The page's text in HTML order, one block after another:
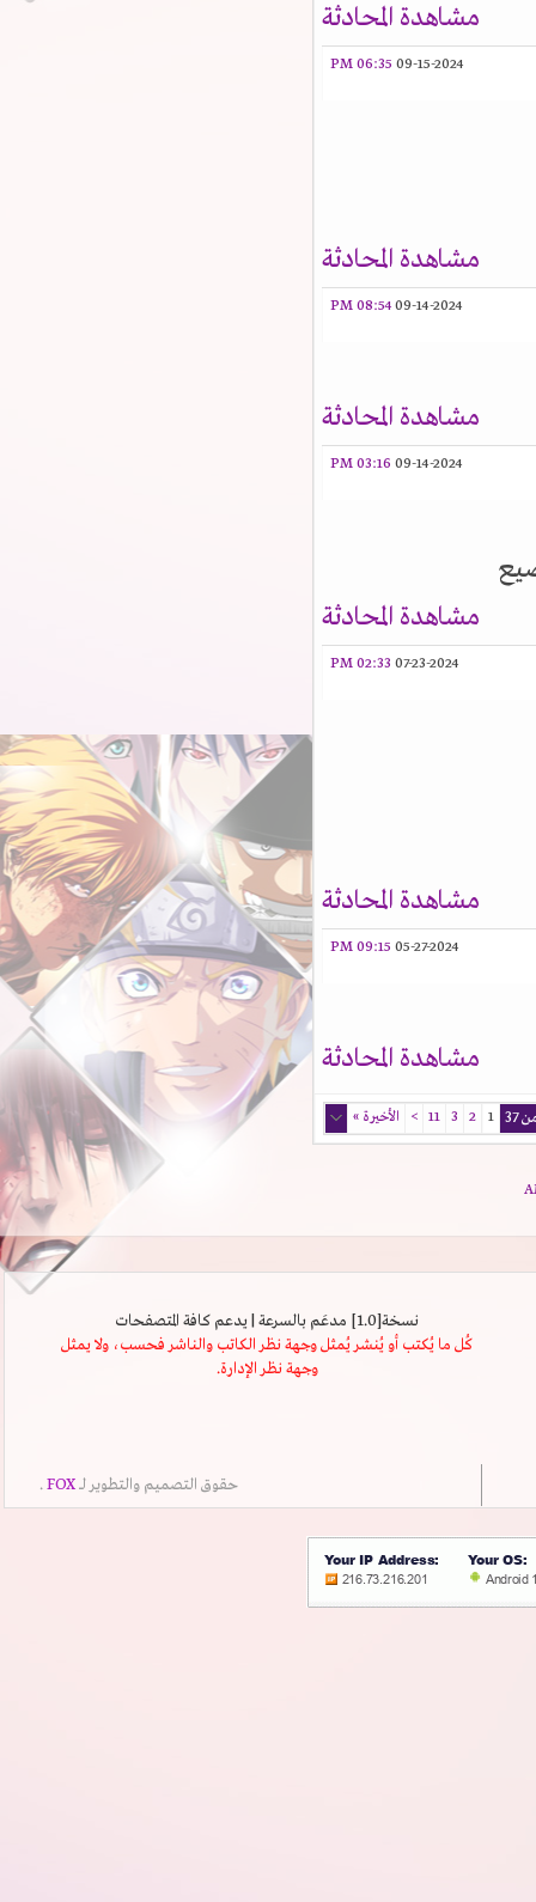
مشاهدة المحادثة
09-15-2024
06:35 PM
مشاهدة المحادثة
09-14-2024
08:54 PM
مشاهدة المحادثة
09-14-2024
03:16 PM
مشاهدة المحادثة
07-23-2024
02:33 PM
مشاهدة المحادثة
05-27-2024
09:15 PM
مشاهدة المحادثة
2
11
> الأخيرة»
نسخة[1.0] مدعَم بالسرعة | يدعم كافة المتصفحات
كُل ما يُكتب أو يُنشر يُمثل وجهة نظر الكاتب والناشر فحسب، ولا يمثل
وجهة نظر الإدارة.
حقوق التصميم والتطوير لــFOX
.